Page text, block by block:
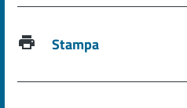
Stampa